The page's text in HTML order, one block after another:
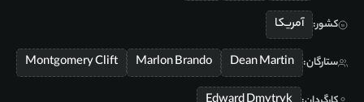
کشور: آمریکا
ستارگان: Dean Martin
Marlon Brando
Montgomery Clift